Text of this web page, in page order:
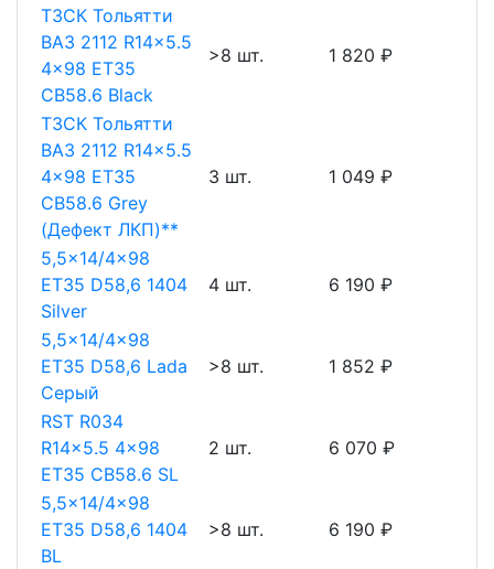
ТЗСК Тольятти
ВАЗ 2112 R14x5.5
4x98 ET35
CB58.6 Black
>8 шт. 1 820 ₽
ТЗСК Тольятти
ВАЗ 2112 R14x5.5
4x98 ET35
CB58.6 Grey
(Дефект ЛКП)**
3 шт. 1 049 ₽
5,5x14/4x98
ET35 D58,6 1404
Silver
4 шт. 6 190 ₽
5,5x14/4x98
ET35 D58,6 Lada
Серый
>8 шт. 1 852 ₽
RST R034
R14x5.5 4x98
ET35 CB58.6 SL
2 шт. 6 070 ₽
5,5x14/4x98
ET35 D58,6 1404
BL
>8 шт. 6 190 ₽